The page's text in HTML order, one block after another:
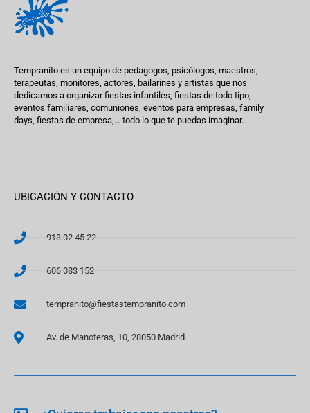
Tempranito es un equipo de pedagogos, psicólogos, maestros,
terapeutas, monitores, actores, bailarines y artistas que nos
dedicamos a organizar fiestas infantiles, fiestas de todo tipo,
eventos familiares, comuniones, eventos para empresas, family
days, fiestas de empresa,… todo lo que te puedas imaginar.
UBICACIÓN Y CONTACTO
913 02 45 22
606 083 152
tempranito@fiestastempranito.com
Av. de Manoteras, 10, 28050 Madrid